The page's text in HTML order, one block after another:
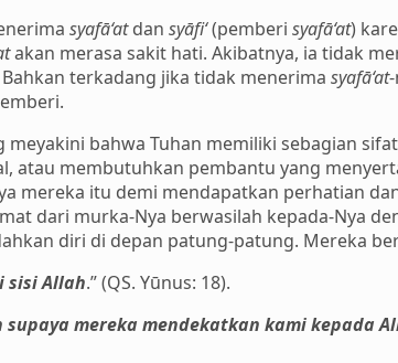
syafā‘atdan syāfi‘(pemberi syafā‘at)
akan merasa sakit hati. Akibatnya, ia tidak
terkadang jika tidak menerima syafā‘at
bahwa Tuhan memiliki sebagian
atau membutuhkan pembantu yang
mereka itu demi mendapatkan perhatian
dari murka-Nya berwasilah kepada-Nya
diri di depan patung-patung. Mereka
sisi Allah.” (QS. Yūnus: 18).
mereka mendekatkan kami kepada